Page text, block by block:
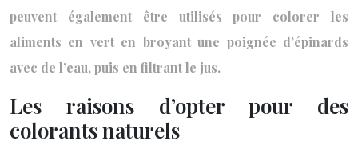
peuvent également être utilisés pour colorer les
aliments en vert en broyant une poignée d’épinards
avec de l’eau, puis en filtrant le jus.
Les raisons d’opter pour des
colorants naturels